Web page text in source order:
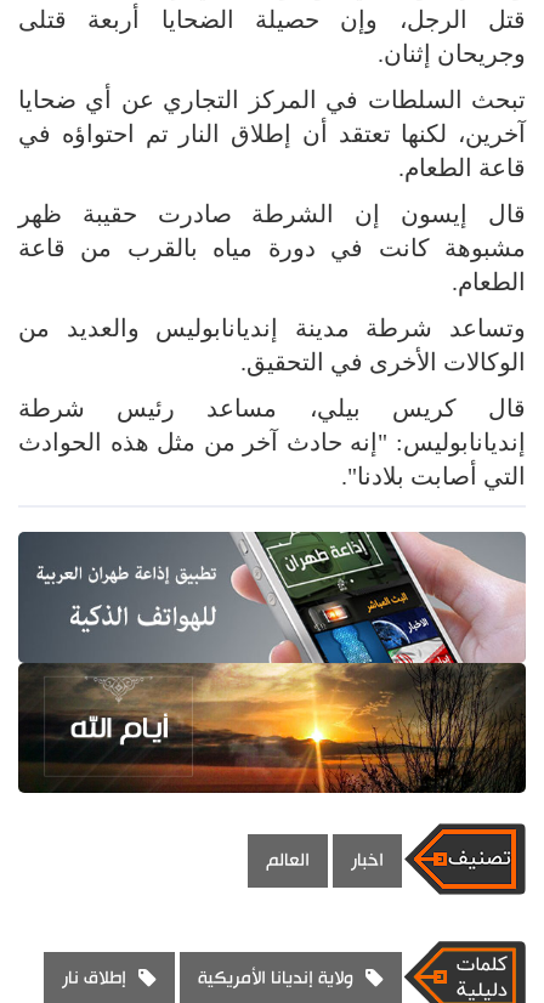
قتل الرجل، وإن حصيلة الضحايا أربعة قتلى
وجريحان إثنان.
تبحث السلطات في المركز التجاري عن أي ضحايا
آخرين، لكنها تعتقد أن إطلاق النار تم احتواؤه في
قاعة الطعام.
قال إيسون إن الشرطة صادرت حقيبة ظهر
مشبوهة كانت في دورة مياه بالقرب من قاعة
الطعام.
وتساعد شرطة مدينة إنديانابوليس والعديد من
الوكالات الأخرى في التحقيق.
قال كريس بيلي، مساعد رئيس شرطة
إنديانابوليس: "إنه حادث آخر من مثل هذه الحوادث
التي أصابت بلادنا".
اخبار العالم
ولاية إنديانا الأمريكية إطلاق نار